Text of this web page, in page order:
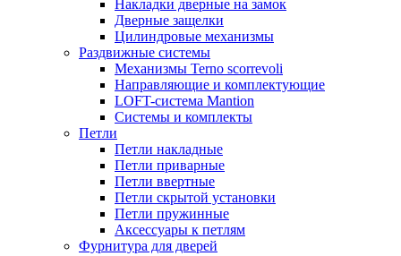
Накладки дверные на замок
Дверные защелки
Цилиндровые механизмы
Раздвижные системы
Механизмы Terno scorrevoli
Направляющие и комплектующие
LOFT-cистема Mantion
Системы и комплекты
Петли
Петли накладные
Петли приварные
Петли ввертные
Петли скрытой установки
Петли пружинные
Аксессуары к петлям
Фурнитура для дверей